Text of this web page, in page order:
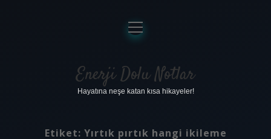
Anasayfa
Gizlilik Politikası
Yasal Uyarı
menüyü
aç
Enerji Dolu Notlar
Hayatına neşe katan kısa hikayeler!
Etiket: Yırtık pırtık hangi ikileme